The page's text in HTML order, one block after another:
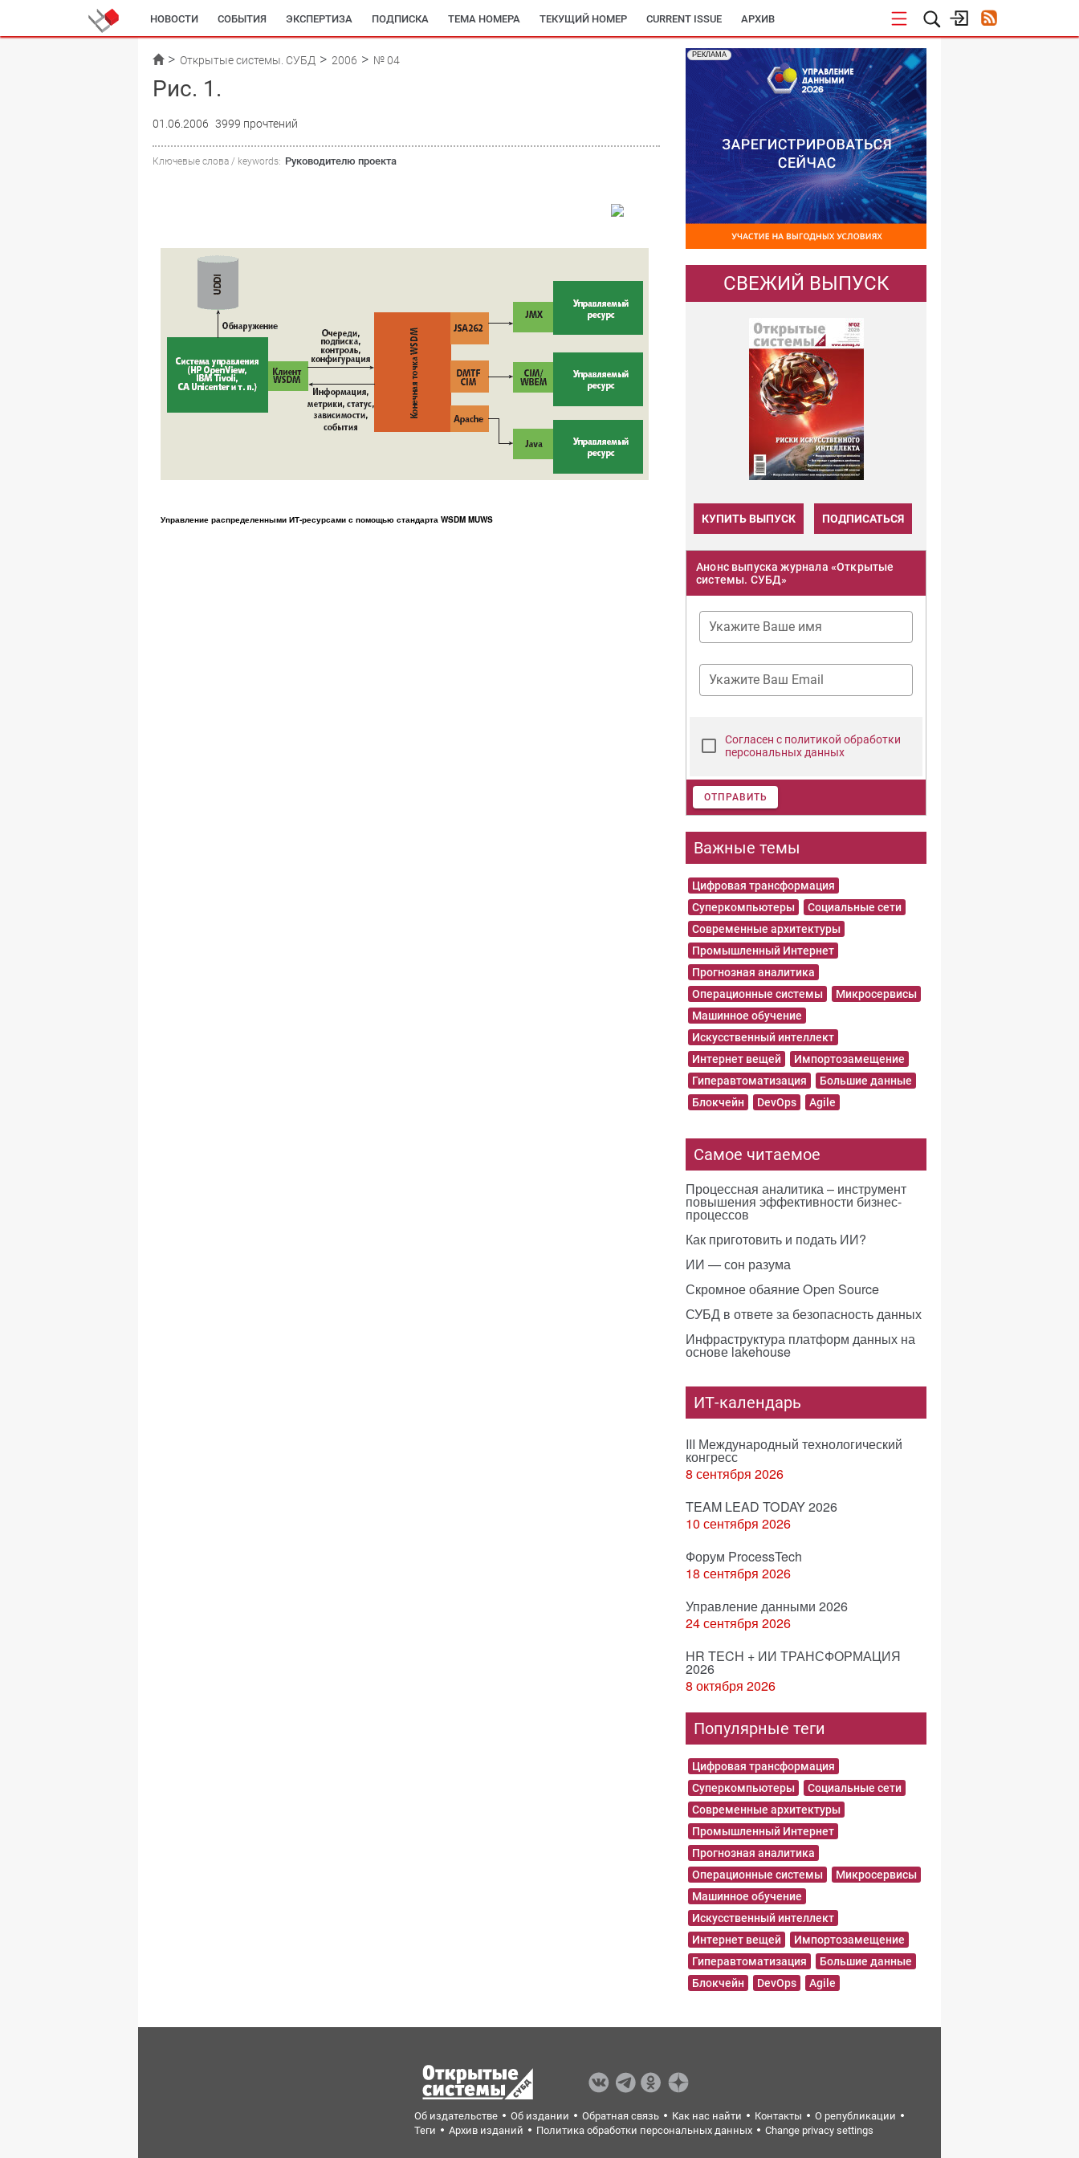
НОВОСТИ СОБЫТИЯ ЭКСПЕРТИЗА ПОДПИСКА ТЕМА НОМЕРА ТЕКУЩИЙ НОМЕР CURRENT ISSUE АРХИВ
Открытые системы. СУБД 2006 № 04
Рис. 1.
01.06.2006 3999 прочтений
Ключевые слова / keywords: Руководителю проекта
Управление распределенными ИТ-ресурсами с помощью стандарта WSDM MUWS
РЕКЛАМА
СВЕЖИЙ ВЫПУСК
КУПИТЬ ВЫПУСК ПОДПИСАТЬСЯ
Анонс выпуска журнала «Открытые
системы. СУБД»
Укажите Ваше имя
Укажите Ваш Email
Согласен с политикой обработки
персональных данных
ОТПРАВИТЬ
Важные темы
Цифровая трансформация
Суперкомпьютеры
Социальные сети
Современные архитектуры
Промышленный Интернет
Прогнозная аналитика
Операционные системы
Микросервисы
Машинное обучение
Искусственный интеллект
Интернет вещей
Импортозамещение
Гиперавтоматизация
Большие данные
Блокчейн
DevOps Agile
Самое читаемое
Процессная аналитика – инструмент
повышения эффективности бизнес-
процессов
Как приготовить и подать ИИ?
ИИ — сон разума
Скромное обаяние Open Source
СУБД в ответе за безопасность данных
Инфраструктура платформ данных на
основе lakehouse
ИТ-календарь
III Международный технологический
конгресс
8 сентября 2026
TEAM LEAD TODAY 2026
10 сентября 2026
Форум ProcessTech
18 сентября 2026
Управление данными 2026
24 сентября 2026
HR TECH + ИИ ТРАНСФОРМАЦИЯ
2026
8 октября 2026
Популярные теги
Цифровая трансформация
Суперкомпьютеры
Социальные сети
Современные архитектуры
Промышленный Интернет
Прогнозная аналитика
Операционные системы
Микросервисы
Машинное обучение
Искусственный интеллект
Интернет вещей
Импортозамещение
Гиперавтоматизация
Большие данные
Блокчейн
DevOps Agile
Об издательстве Об издании Обратная связь Как нас найти Контакты
О републикации
Теги
Архив изданий Политика обработки персональных данных Change privacy settings